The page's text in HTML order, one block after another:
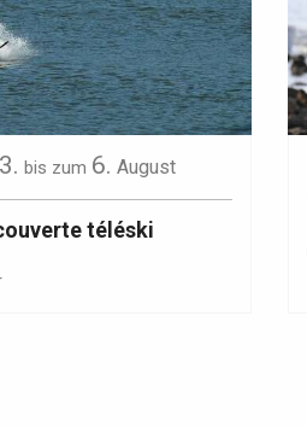
3. bis zum 6. August
téléski